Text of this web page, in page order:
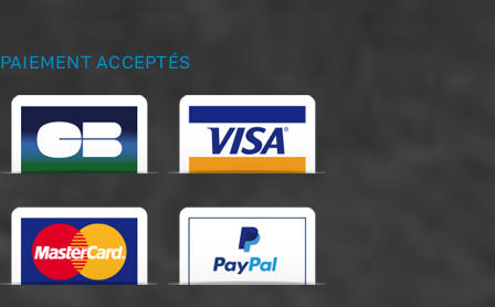
PAIEMENT ACCEPTÉS